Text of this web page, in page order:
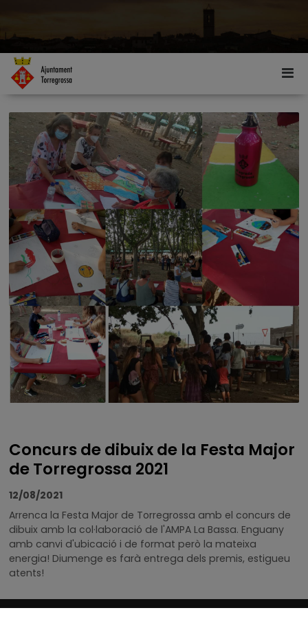
Concurs de dibuix de la Festa Major
de Torregrossa 2021
12/08/2021
Arrenca la Festa Major de Torregrossa amb el concurs de
dibuix amb la col·laboració de l'AMPA La Bassa. Enguany
amb canvi d'ubicació i de format però la mateixa
energia! Diumenge es farà entrega dels premis, estigueu
atents!